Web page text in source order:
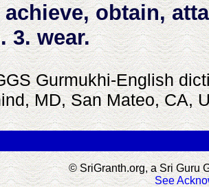
achieve, obtain,
3. wear.
Gurmukhi-English
MD, San Mateo, CA,
© SriGranth.org, a Sri Guru
See